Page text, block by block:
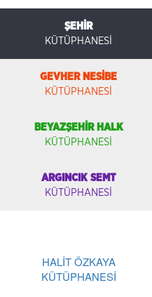
ŞEHİR
KÜTÜPHANESİ
GEVHER NESİBE
KÜTÜPHANESİ
BEYAZŞEHİR HALK
KÜTÜPHANESİ
ARGINCIK SEMT
KÜTÜPHANESİ
HALİT ÖZKAYA
KÜTÜPHANESİ